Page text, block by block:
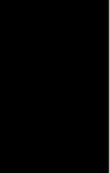
en uno
del cine
y dejando
detrás
Park
escenas
Park, con
¡Descubre las